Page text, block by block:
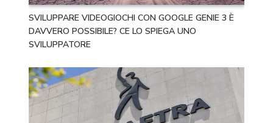
SVILUPPARE VIDEOGIOCHI CON GOOGLE GENIE 3 È
DAVVERO POSSIBILE? CE LO SPIEGA UNO
SVILUPPATORE